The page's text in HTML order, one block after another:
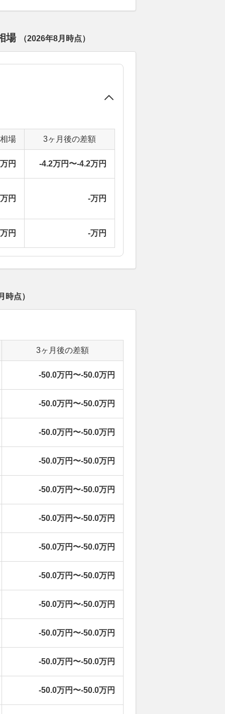
場 （2026年8月 時点）
場 3ヶ月後の差額
円 -4.2万円〜-4.2万円
円 -万円
円 -万円
時点）
3ヶ月後の差額
-50.0万円〜-50.0万円
-50.0万円〜-50.0万円
-50.0万円〜-50.0万円
-50.0万円〜-50.0万円
-50.0万円〜-50.0万円
-50.0万円〜-50.0万円
-50.0万円〜-50.0万円
-50.0万円〜-50.0万円
-50.0万円〜-50.0万円
-50.0万円〜-50.0万円
-50.0万円〜-50.0万円
-50.0万円〜-50.0万円